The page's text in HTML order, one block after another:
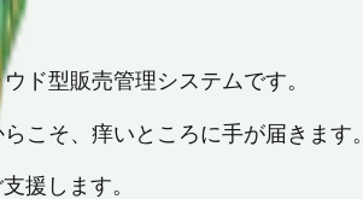
ド型販売管理システムです。
こそ、痒いところに手が届きます。
援します。